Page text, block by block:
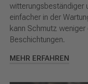
witterungsbeständiger
einfacher in der
kann Schmutz
Beschichtungen.
MEHR ERFAHREN